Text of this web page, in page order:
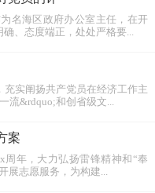
名海区政府办公室主任，在开
、态度端正，处处严格要...
实阐扬共产党员在经济工作主
流&rdquo;和创省级文...
案
周年，大力弘扬雷锋精神和“奉
展志愿服务，为构建...